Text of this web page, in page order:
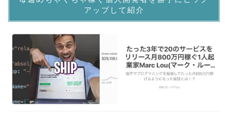
アップして紹介